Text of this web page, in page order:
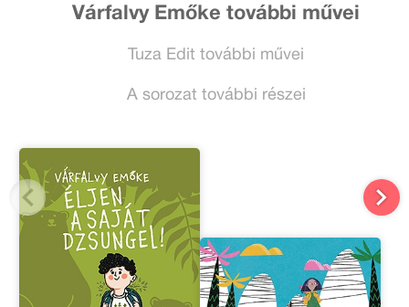
Várfalvy Emőke további művei
Tuza Edit további művei
A sorozat további részei